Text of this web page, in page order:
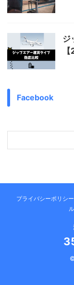
ジ
Facebook
プライバシーポリシー
ル